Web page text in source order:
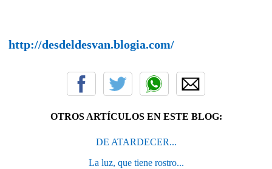
http://desdeldesvan.blogia.com/
OTROS ARTÍCULOS EN ESTE BLOG:
DE ATARDECER...
La luz, que tiene rostro...